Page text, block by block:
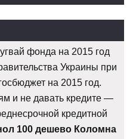
фонда на 2015 год
Украины при
на 2015 год.
и не давать кредите —
кредитной
100 дешево Коломна